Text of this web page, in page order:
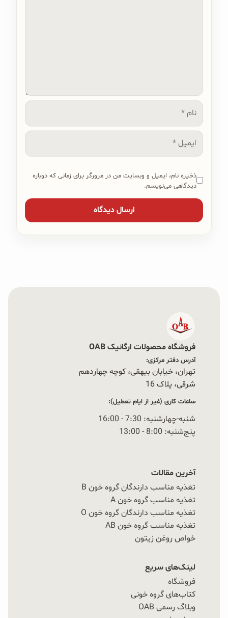
نام
ایمیل
ذخیره نام، ایمیل و وبسایت من در مرورگر برای زمانی که دوباره
دیدگاهی می‌نویسم.
فروشگاه محصولات ارگانیک OAB
آدرس دفتر مرکزی:
تهران، خیابان بیهقی، کوچه چهاردهم
شرقی، پلاک 16‭
ساعات کاری (غیر از ایام تعطیل):
شنبه-چهارشنبه: 7:30 - 16:00
پنج‌شنبه: 8:00 - 13:00
آخرین مقالات
تغذیه مناسب دارندگان گروه خون B
تغذیه مناسب گروه خون A
تغذیه مناسب دارندگان گروه خون O
تغذیه مناسب گروه خون AB
خواص روغن زیتون
لینک‌های سریع
فروشگاه
کتاب‌های گروه خونی
وبلاگ رسمی OAB